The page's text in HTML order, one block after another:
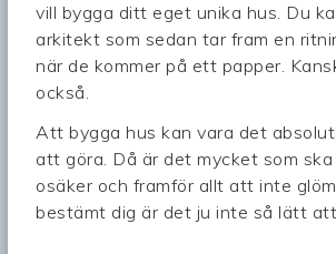
vill bygga ditt eget unika hus. Du
arkitekt som sedan tar fram en
när de kommer på ett papper.
också.
Att bygga hus kan vara det
att göra. Då är det mycket som
osäker och framför allt att inte
bestämt dig är det ju inte så lätt